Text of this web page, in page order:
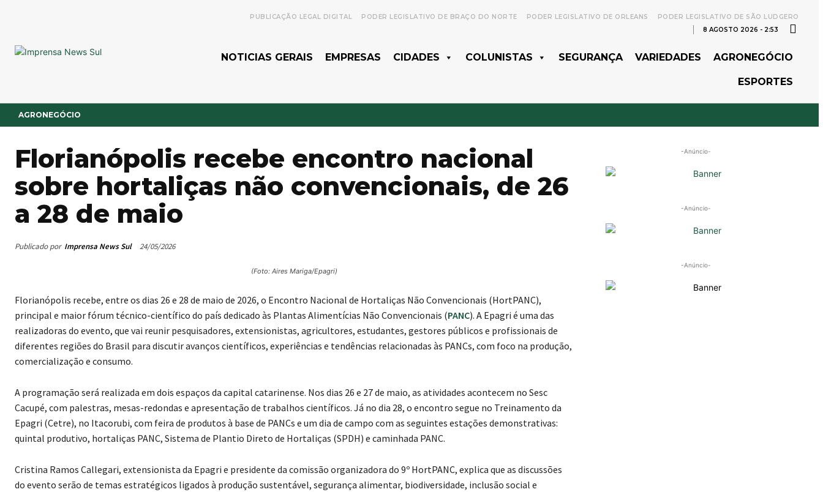
PUBLICAÇÃO LEGAL DIGITAL PODER LEGISLATIVO DE BRAÇO DO NORTE PODER LEGISLATIVO DE ORLEANS
PODER LEGISLATIVO DE SÃO LUDGERO
8 AGOSTO 2026 - 2:53
NOTICIAS GERAIS EMPRESAS CIDADES COLUNISTAS SEGURANÇA VARIEDADES AGRONEGÓCIO
ESPORTES
AGRONEGÓCIO
Florianópolis recebe encontro nacional
sobre hortaliças não convencionais, de 26
a 28 de maio
Publicado por Imprensa News Sul 24/05/2026
(Foto: Aires Mariga/Epagri)
Florianópolis recebe, entre os dias 26 e 28 de maio de 2026, o Encontro Nacional de Hortaliças Não Convencionais (HortPANC),
principal e maior fórum técnico-científico do país dedicado às Plantas Alimentícias Não Convencionais (PANC). A Epagri é uma das
realizadoras do evento, que vai reunir pesquisadores, extensionistas, agricultores, estudantes, gestores públicos e profissionais de
diferentes regiões do Brasil para discutir avanços científicos, experiências e tendências relacionadas às PANCs, com foco na produção,
comercialização e consumo.
A programação será realizada em dois espaços da capital catarinense. Nos dias 26 e 27 de maio, as atividades acontecem no Sesc
Cacupé, com palestras, mesas-redondas e apresentação de trabalhos científicos. Já no dia 28, o encontro segue no Treinamento da
Epagri (Cetre), no Itacorubi, com feira de produtos à base de PANCs e um dia de campo com as seguintes estações demonstrativas:
quintal produtivo, hortaliças PANC, Sistema de Plantio Direto de Hortaliças (SPDH) e caminhada PANC.
Cristina Ramos Callegari, extensionista da Epagri e presidente da comissão organizadora do 9º HortPANC, explica que as discussões
do evento serão de temas estratégicos ligados à produção sustentável, segurança alimentar, biodiversidade, inclusão social e
-Anúncio-
-Anúncio-
-Anúncio-